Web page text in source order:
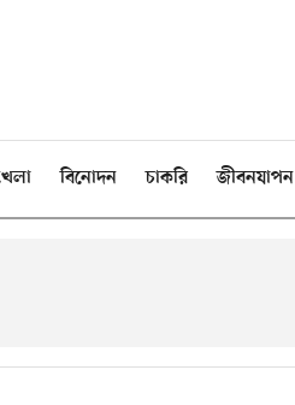
বিনোদন চাকরি জীবনযাপন